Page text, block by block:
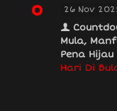
26 Nov
Mula,
Pena Hijau
Hari Di